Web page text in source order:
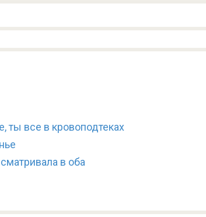
ты все в кровоподтеках
в оба